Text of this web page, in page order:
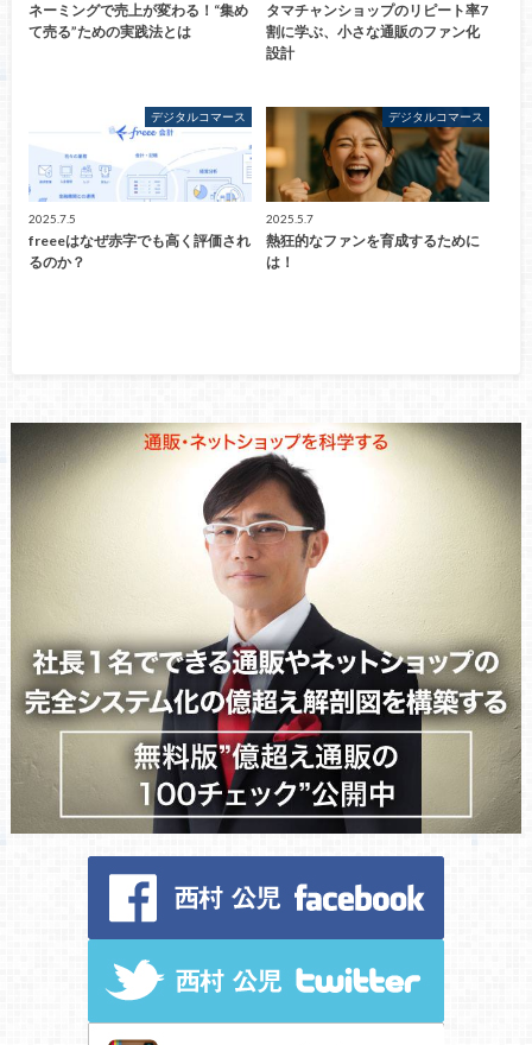
ネーミングで売上が変わる！“集め
て売る”ための実践法とは
タマチャンショップのリピート率7
割に学ぶ、小さな通販のファン化
設計
デジタルコマース
2025.7.5
freeeはなぜ赤字でも高く評価され
るのか？
デジタルコマース
2025.5.7
熱狂的なファンを育成するために
は！